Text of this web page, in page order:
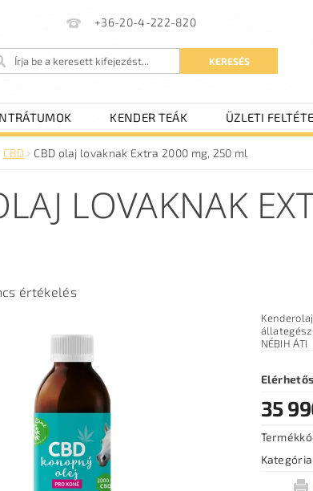
+36-20-4-222-820
KENDER TEÁK ÜZLETI
CBD CBD olaj lovaknak Extra 2000 mg, 250 ml
LOVAKNAK
értékelés
állategészségügyi
NÉBIH ÁTI
35
Kategória